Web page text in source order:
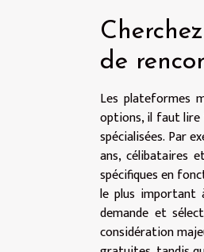
de
Les plateformes
options, il faut lire
spécialisées. Par
ans, célibataires
spécifiques en
le plus important
demande et
considération